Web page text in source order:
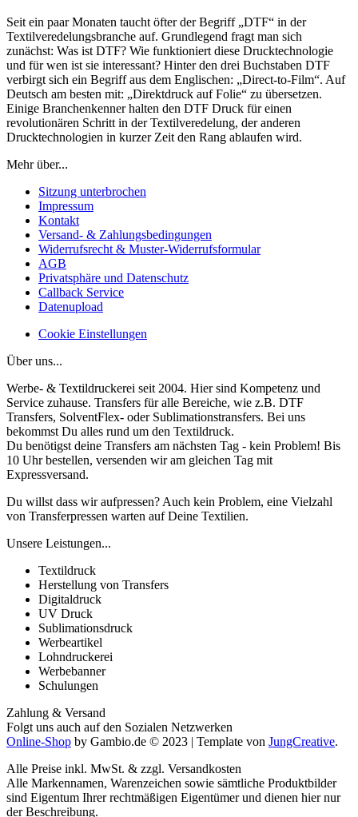
Seit ein paar Monaten taucht öfter der Begriff „DTF“ in der
Textilveredelungsbranche auf. Grundlegend fragt man sich
zunächst: Was ist DTF? Wie funktioniert diese Drucktechnologie
und für wen ist sie interessant? Hinter den drei Buchstaben DTF
verbirgt sich ein Begriff aus dem Englischen: „Direct-to-Film“. Auf
Deutsch am besten mit: „Direktdruck auf Folie“ zu übersetzen.
Einige Branchenkenner halten den DTF Druck für einen
revolutionären Schritt in der Textilveredelung, der anderen
Drucktechnologien in kurzer Zeit den Rang ablaufen wird.
Mehr über...
Sitzung unterbrochen
Impressum
Kontakt
Versand- & Zahlungsbedingungen
Widerrufsrecht & Muster-Widerrufsformular
AGB
Privatsphäre und Datenschutz
Callback Service
Datenupload
Cookie Einstellungen
Über uns...
Werbe- & Textildruckerei seit 2004. Hier sind Kompetenz und
Service zuhause. Transfers für alle Bereiche, wie z.B. DTF
Transfers, SolventFlex- oder Sublimationstransfers. Bei uns
bekommst Du alles rund um den Textildruck.
Du benötigst deine Transfers am nächsten Tag - kein Problem! Bis
10 Uhr bestellen, versenden wir am gleichen Tag mit
Expressversand.
Du willst dass wir aufpressen? Auch kein Problem, eine Vielzahl
von Transferpressen warten auf Deine Textilien.
Unsere Leistungen...
Textildruck
Herstellung von Transfers
Digitaldruck
UV Druck
Sublimationsdruck
Werbeartikel
Lohndruckerei
Werbebanner
Schulungen
Zahlung & Versand
Folgt uns auch auf den Sozialen Netzwerken
Online-Shop by Gambio.de © 2023 | Template von JungCreative.
Alle Preise inkl. MwSt. & zzgl. Versandkosten
Alle Markennamen, Warenzeichen sowie sämtliche Produktbilder
sind Eigentum Ihrer rechtmäßigen Eigentümer und dienen hier nur
der Beschreibung.